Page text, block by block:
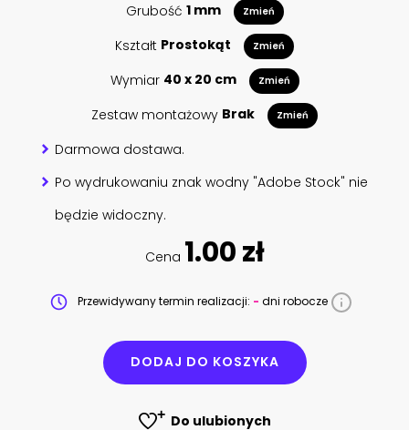
Grubość 1 mm Zmień
Kształt Prostokąt Zmień
Wymiar 40 x 20 cm Zmień
Zestaw montażowy Brak Zmień
Darmowa dostawa.
Po wydrukowaniu znak wodny "Adobe Stock" nie
będzie widoczny.
Cena 1.00 zł
Przewidywany termin realizacji: - dni robocze
DODAJ DO KOSZYKA
Do ulubionych